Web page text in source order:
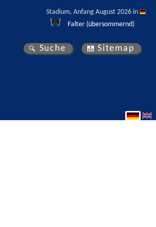
Stadium, Anfang August 2026 in
Falter (übersommernd)
Suche Sitemap